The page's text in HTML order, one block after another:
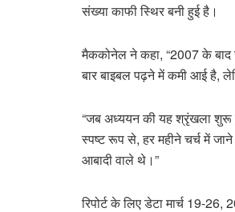
संख्या काफी स्थिर बनी हुई है।
मैककोनेल ने कहा, “2007 के बाद
बार बाइबल पढ़ने में कमी आई है,
“जब अध्ययन की यह श्रृंखला शुरू
स्पष्ट रूप से, हर महीने चर्च में
आबादी वाले थे।”
रिपोर्ट के लिए डेटा मार्च 19-